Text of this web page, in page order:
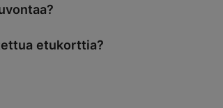
etukorttia?